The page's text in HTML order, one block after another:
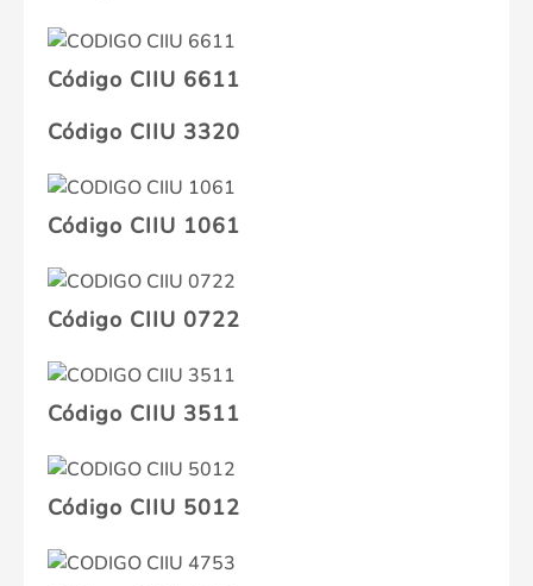
Código CIIU 6611
Código CIIU 3320
Código CIIU 1061
Código CIIU 0722
Código CIIU 3511
Código CIIU 5012